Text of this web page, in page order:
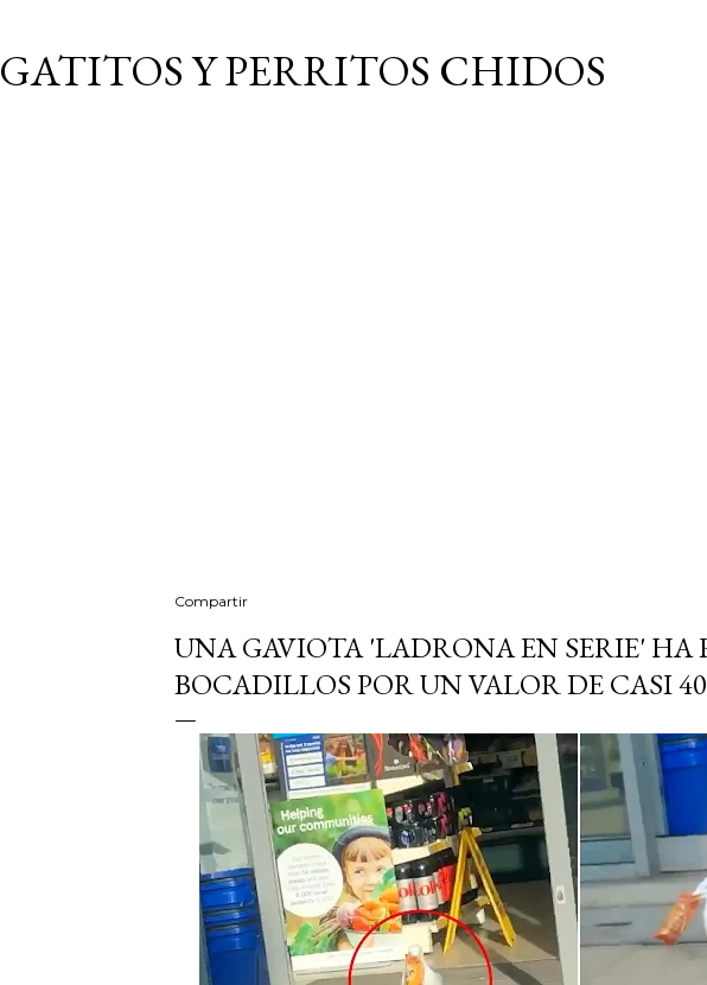
GATITOS Y PERRITOS CHIDOS
Compartir
UNA GAVIOTA 'LADRONA EN SERIE' HA
BOCADILLOS POR UN VALOR DE CASI